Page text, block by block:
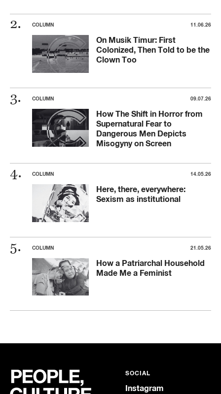
COLUMN 11.06.26
On Musik Timur: First
Colonized, Then Told to be the
Clown Too
COLUMN 09.07.26
How The Shift in Horror from
Supernatural Fear to
Dangerous Men Depicts
Misogyny on Screen
COLUMN 14.05.26
Here, there, everywhere:
Sexism as institutional
COLUMN 21.05.26
How a Patriarchal Household
Made Me a Feminist
SOCIAL
Instagram